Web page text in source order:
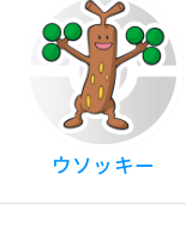
ウソッキー